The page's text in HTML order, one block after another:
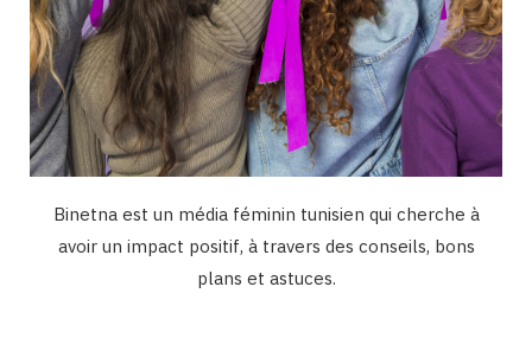
Binetna est un média féminin tunisien qui cherche à
avoir un impact positif, à travers des conseils, bons
plans et astuces.